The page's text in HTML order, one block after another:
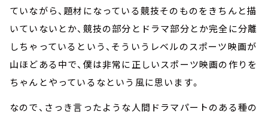
ていながら、題材になっている競技そのものをきちんと描
いていないとか、競技の部分とドラマ部分とか完全に分離
しちゃっているという、そういうレベルのスポーツ映画が
山ほどある中で、僕は非常に正しいスポーツ映画の作りを
ちゃんとやっているなという風に思います。
なので、さっき言ったような人間ドラマパートのある種の